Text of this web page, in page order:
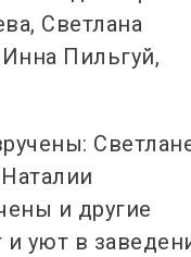
Светлана
Пильгуй,
и другие
уют в